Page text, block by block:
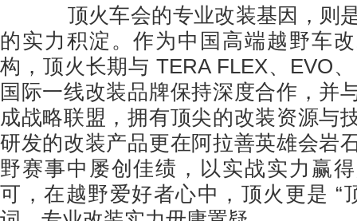
顶火车会的专业改装基因，则
的实力积淀。作为中国高端越野车
构，顶火长期与 TERA FLEX、EVO
国际一线改装品牌保持深度合作，并
成战略联盟，拥有顶尖的改装资源与
研发的改装产品更在阿拉善英雄会岩
野赛事中屡创佳绩，以实战实力赢
可，在越野爱好者心中，顶火更是 “